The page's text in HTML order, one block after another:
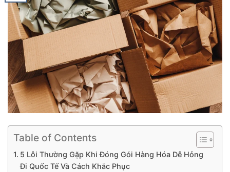
Table of Contents
5 Lỗi Thường Gặp Khi Đóng Gói Hàng Hóa Dễ Hỏng
Đi Quốc Tế Và Cách Khắc Phục